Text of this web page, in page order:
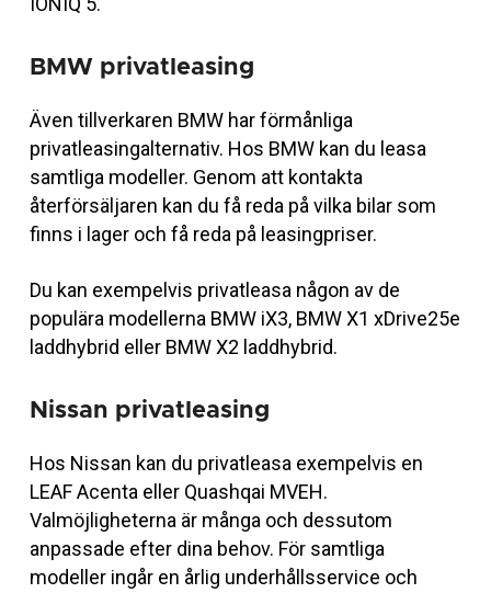
BMW privatleasing
Även tillverkaren BMW har förmånliga
privatleasingalternativ. Hos BMW kan du leasa
samtliga modeller. Genom att kontakta
återförsäljaren kan du få reda på vilka bilar som
finns i lager och få reda på leasingpriser.
Du kan exempelvis privatleasa någon av de
populära modellerna BMW iX3, BMW X1 xDrive25e
laddhybrid eller BMW X2 laddhybrid.
Nissan privatleasing
Hos Nissan kan du privatleasa exempelvis en
LEAF Acenta eller Quashqai MVEH.
Valmöjligheterna är många och dessutom
anpassade efter dina behov. För samtliga
modeller ingår en årlig underhållsservice och